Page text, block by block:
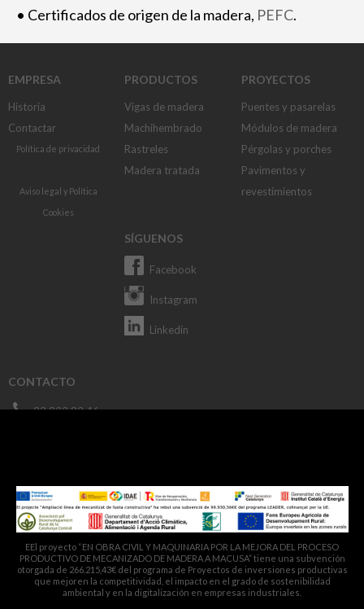
• Certificados de origen de la madera, PEFC.
EMPRESA
Historia
Contactar
Política de privacidad
Aviso legal y Política
Cookies
PRODUCTOS
Vigas de madera
Machihembrado
Rastreles
Madera tratada
PROYECTOS
Puentes y pasarelas
Módulos de madera
Pérgolas y porches
Pavimentos y
revestimientos
SÍGUENOS
Facebook
Instagram
Linkedin
CONTACTO
93 822 82 46
EEl proyecto “EN OBRA CIVIL Y MAQUINARIA POR LA MEJORA DEL PROCESO
PRODUCTIVO DE MECANIZADO DE MADERA A MACUSA” tiene una subvención
otorgada de 266.215,43€ del programa de Proyectos de inversiones productivas
que mejoren la competitividad, el impacto en el grado de sostenibilidad
ambiental y en la digitalización en empresas industriales.